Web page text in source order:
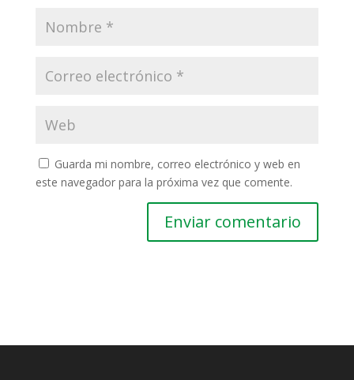
Guarda mi nombre, correo electrónico y web en
este navegador para la próxima vez que comente.